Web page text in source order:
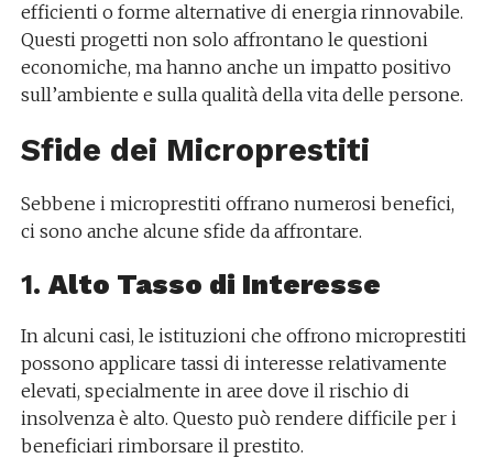
efficienti o forme alternative di energia rinnovabile.
Questi progetti non solo affrontano le questioni
economiche, ma hanno anche un impatto positivo
sull’ambiente e sulla qualità della vita delle persone.
Sfide dei Microprestiti
Sebbene i microprestiti offrano numerosi benefici,
ci sono anche alcune sfide da affrontare.
1. Alto Tasso di Interesse
In alcuni casi, le istituzioni che offrono microprestiti
possono applicare tassi di interesse relativamente
elevati, specialmente in aree dove il rischio di
insolvenza è alto. Questo può rendere difficile per i
beneficiari rimborsare il prestito.